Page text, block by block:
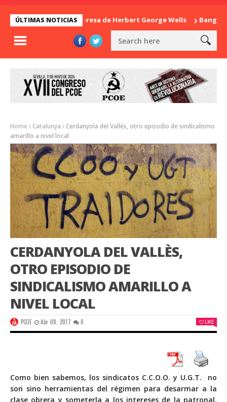
ÚLTIMAS NOTICIAS
La sorpresa de Herbert George Wells Bangladesh:
Home Catalunya
Cerdanyola del Vallès, otro episodio de sindicalismo
amarillo a nivel local
CERDANYOLA DEL VALLÈS,
OTRO EPISODIO DE
SINDICALISMO AMARILLO A
NIVEL LOCAL
PCOE Abr 08, 2017 0 LIKE
Como bien sabemos, los sindicatos C.C.O.O. y U.G.T. no
son sino herramientas del régimen para desarmar a la
clase obrera y someterla a los intereses de la patronal,